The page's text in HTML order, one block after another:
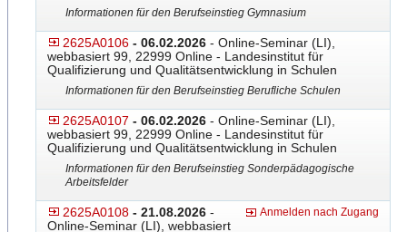
Informationen für den Berufseinstieg Gymnasium
2625A0106 - 06.02.2026 - Online-Seminar (LI),
webbasiert 99, 22999 Online - Landesinstitut für
Qualifizierung und Qualitätsentwicklung in Schulen
Informationen für den Berufseinstieg Berufliche Schulen
2625A0107 - 06.02.2026 - Online-Seminar (LI),
webbasiert 99, 22999 Online - Landesinstitut für
Qualifizierung und Qualitätsentwicklung in Schulen
Informationen für den Berufseinstieg Sonderpädagogische
Arbeitsfelder
2625A0108 - 21.08.2026 -
Online-Seminar (LI), webbasiert
Anmelden nach Zugang